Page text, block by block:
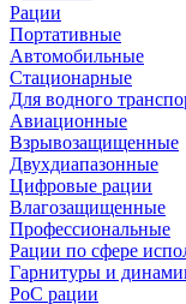
Рации
Портативные
Автомобильные
Стационарные
Для водного
Авиационные
Взрывозащищенные
Двухдиапазонные
Цифровые рации
Влагозащищенные
Профессиональные
Рации по сфере
Гарнитуры и
PoC рации